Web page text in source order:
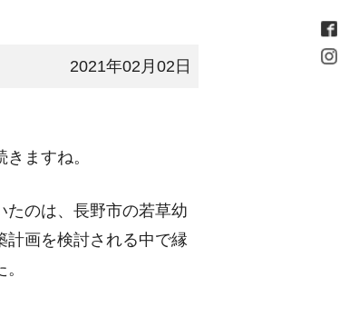
2021年02月02日
ますね。
たのは、長野市の若草幼
計画を検討される中で縁